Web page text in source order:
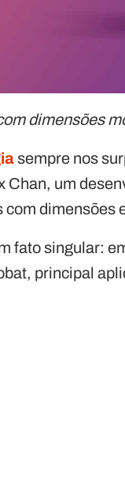
dimensões
sempre nos
Chan, um
com dimensões
fato singular:
principal